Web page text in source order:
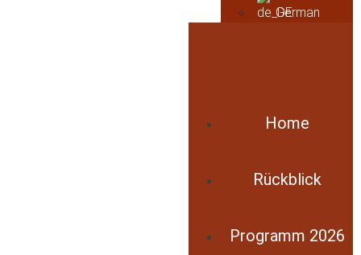
German
Home
Rückblick
Programm 2026